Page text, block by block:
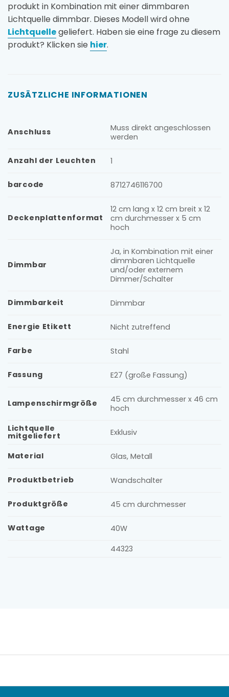
produkt in Kombination mit einer dimmbaren
Lichtquelle dimmbar. Dieses Modell wird ohne
Lichtquellegeliefert. Haben sie eine frage zu diesem
produkt? Klicken sie hier.
ZUSÄTZLICHE INFORMATIONEN
Anschluss
Muss direkt angeschlossen
werden
Anzahl der Leuchten 1
barcode 8712746116700
Deckenplattenformat
12 cm lang x 12 cm breit x 12
cm durchmesser x 5 cm
hoch
Dimmbar
Ja, in Kombination mit einer
dimmbaren Lichtquelle
und/oder externem
Dimmer/Schalter
Dimmbarkeit Dimmbar
Energie Etikett Nicht zutreffend
Farbe Stahl
Fassung E27 (große Fassung)
Lampenschirmgröße
45 cm durchmesser x 46 cm
hoch
Lichtquelle
mitgeliefert Exklusiv
Material Glas, Metall
Produktbetrieb Wandschalter
Produktgröße 45 cm durchmesser
Wattage
40W
44323